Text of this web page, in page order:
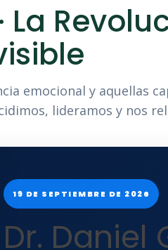
La
emocional y aquellas
lideramos y nos
19 DE SEPTIEMBRE DE 2026
Dr. Daniel